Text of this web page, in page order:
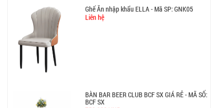
GHẾ EAMES - GHẾ NHỰA CAFE CHÂN GỖ GIÁ RẺ
- MÃ SỐ: M002